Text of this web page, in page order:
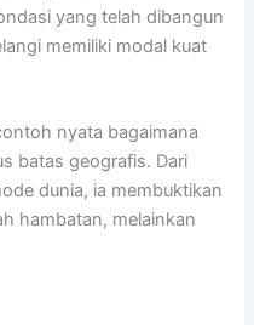
yang telah dibangun
memiliki modal kuat
nyata bagaimana
batas geografis. Dari
dunia, ia membuktikan
hambatan, melainkan